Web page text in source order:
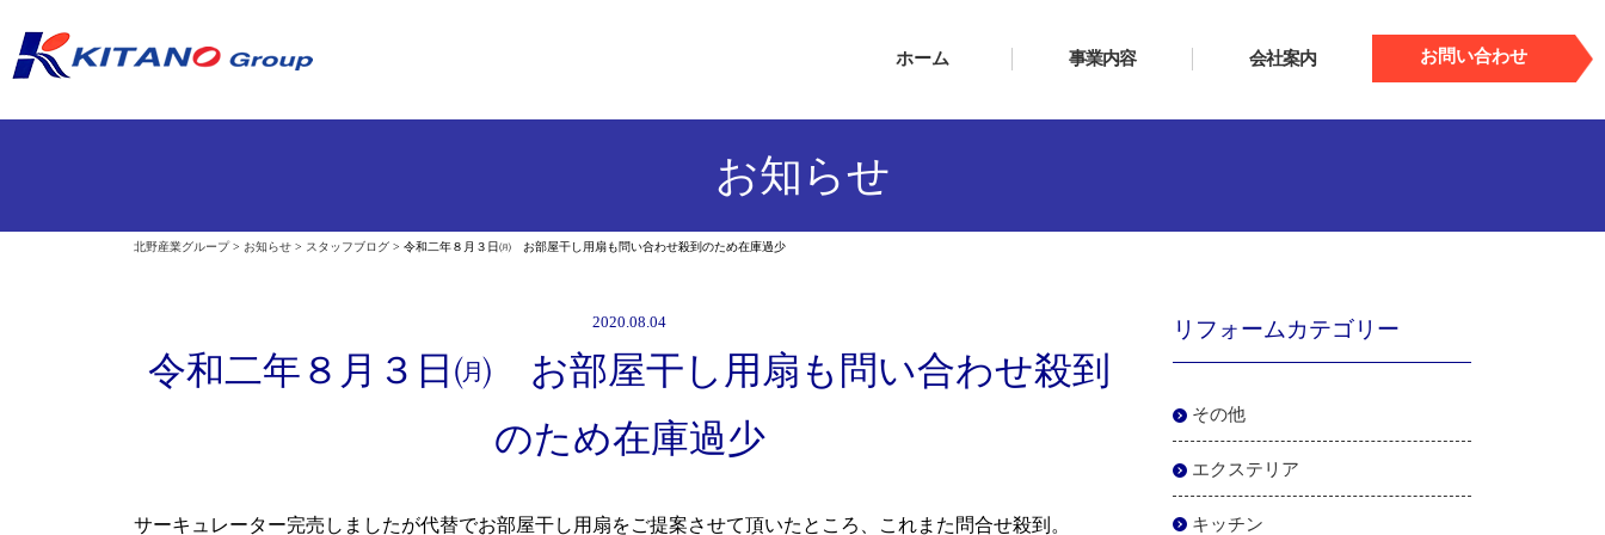
お問い合わせ
会社案内
事業内容
ホーム
お知らせ
北野産業グループ> お知らせ > スタッフブログ > 令和二年８月３日㈪ お部屋干し用扇も問い合わせ殺到のため在庫過少
2020.08.04
令和二年８月３日㈪ お部屋干し用扇も問い合わせ殺到
のため在庫過少
サーキュレーター完売しましたが代替でお部屋干し用扇をご提案させて頂いたところ、これまた問合せ殺到。
リフォームカテゴリー
その他
エクステリア
キッチン